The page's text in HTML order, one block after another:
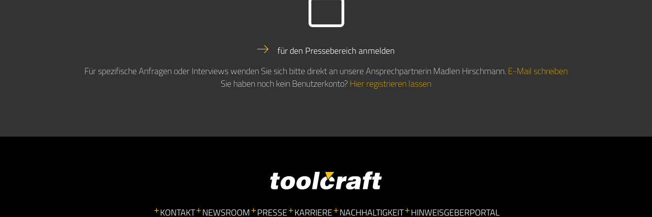
für den Pressebereich anmelden
Für spezifische Anfragen oder Interviews wenden Sie sich bitte direkt an unsere Ansprechpartnerin Madlen Hirschmann. E-Mail schreiben
Sie haben noch kein Benutzerkonto?Hier registrieren lassen
KONTAKT NEWSROOM PRESSE KARRIERE NACHHALTIGKEIT HINWEISGEBERPORTAL